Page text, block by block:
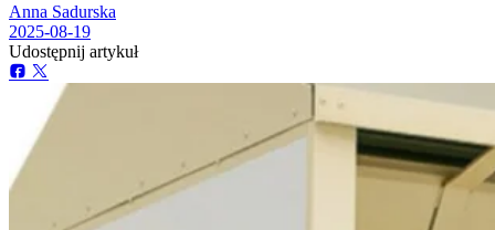
Anna Sadurska
2025-08-19
Udostępnij artykuł